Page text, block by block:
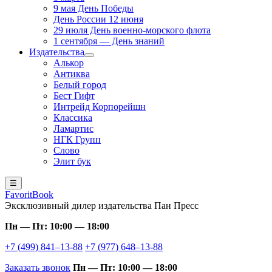
9 мая День Победы
День России 12 июня
29 июля День военно-морского флота
1 сентября — День знаний
Издательства
Алькор
Антиква
Белый город
Бест Гифт
Интрейд Корпорейшн
Классика
Ламартис
НГК Групп
Слово
Элит бук
☰
FavoritBook
Эксклюзивный дилер издательства Пан Пресс
Пн — Пт: 10:00 — 18:00
+7 (499) 841–13-88 +7 (977) 648–13-88
Заказать звонок Пн — Пт: 10:00 — 18:00